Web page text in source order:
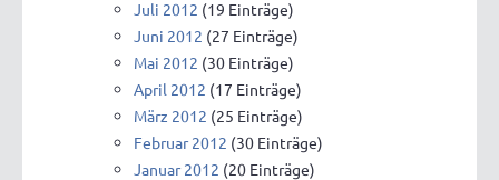
Juli 2012 (19 Einträge)
Juni 2012 (27 Einträge)
Mai 2012 (30 Einträge)
April 2012 (17 Einträge)
März 2012 (25 Einträge)
Februar 2012 (30 Einträge)
Januar 2012 (20 Einträge)